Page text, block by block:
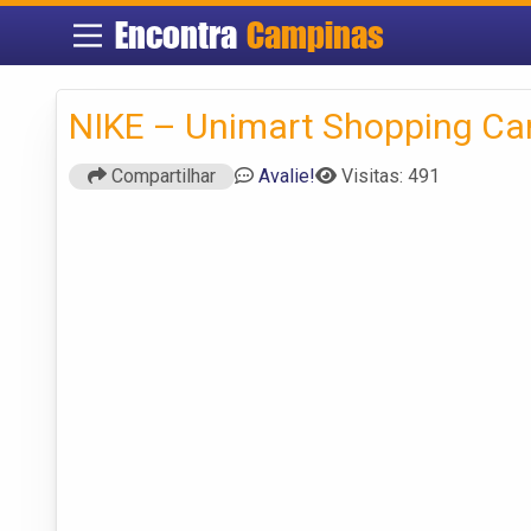
EncontraCampinas
NIKE – Unimart Shopping
Compartilhar Avalie! Visitas: 491